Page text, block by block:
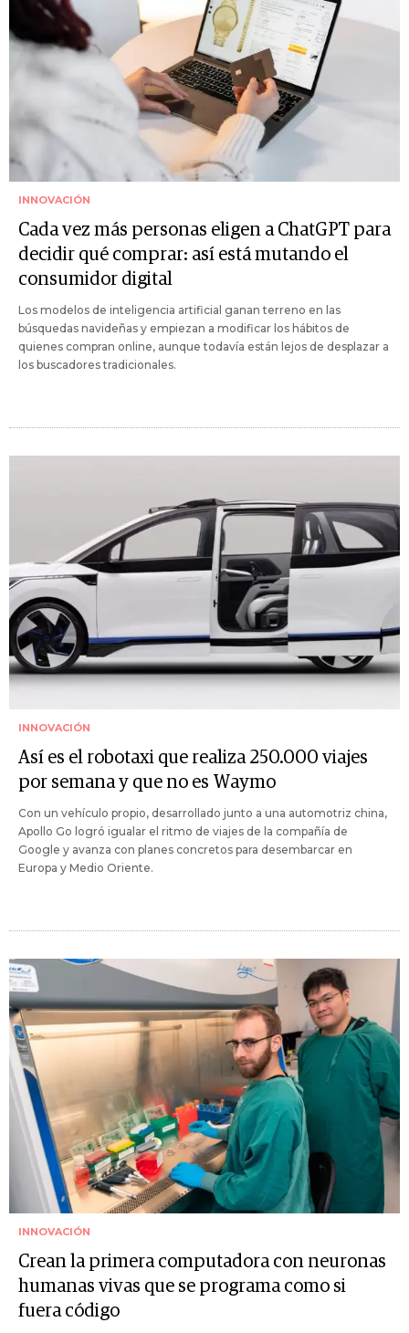
INNOVACIÓN
Cada vez más personas eligen a ChatGPT para
decidir qué comprar: así está mutando el
consumidor digital
Los modelos de inteligencia artificial ganan terreno en las
búsquedas navideñas y empiezan a modificar los hábitos de
quienes compran online, aunque todavía están lejos de desplazar a
los buscadores tradicionales.
INNOVACIÓN
Así es el robotaxi que realiza 250.000 viajes
por semana y que no es Waymo
Con un vehículo propio, desarrollado junto a una automotriz china,
Apollo Go logró igualar el ritmo de viajes de la compañía de
Google y avanza con planes concretos para desembarcar en
Europa y Medio Oriente.
INNOVACIÓN
Crean la primera computadora con neuronas
humanas vivas que se programa como si
fuera código